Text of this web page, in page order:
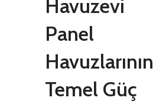
Havuzevi
Panel
Havuzlarının
Temel Güç